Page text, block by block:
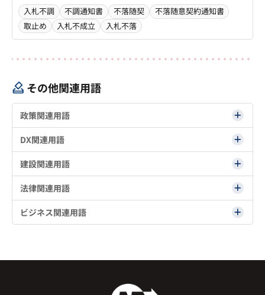
入札不調 不調通知書 不落随契
不落随意契約通知書
取止め
入札不成立 入札不落
その他関連用語
政策関連用語
DX関連用語
建設関連用語
法律関連用語
ビジネス関連用語